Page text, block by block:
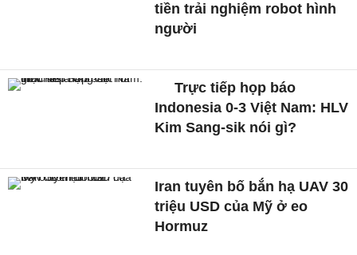
tiền trải nghiệm robot hình
người
Trực tiếp họp báo
Indonesia 0-3 Việt Nam: HLV
Kim Sang-sik nói gì?
Iran tuyên bố bắn hạ UAV 30
triệu USD của Mỹ ở eo
Hormuz